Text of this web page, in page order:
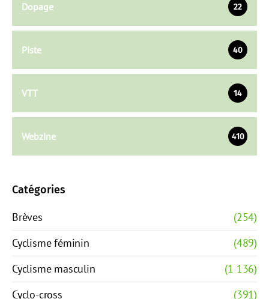
Dopage 22
Piste 40
VTT 14
Webzine 410
Catégories
Brèves
(254)
Cyclisme féminin
(489)
Cyclisme masculin
(1 136)
Cyclo-cross
(391)